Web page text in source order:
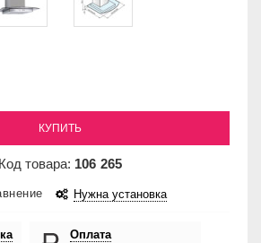
КУПИТЬ
Код товара: 106 265
Нужна установка
Оплата